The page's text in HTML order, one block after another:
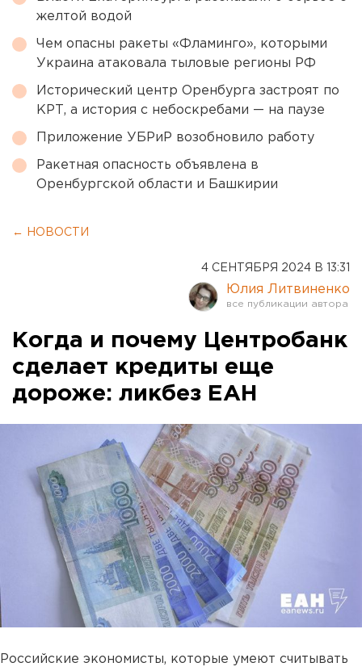
желтой водой
Чем опасны ракеты «Фламинго», которыми
Украина атаковала тыловые регионы РФ
Исторический центр Оренбурга застроят по
КРТ, а история с небоскребами — на паузе
Приложение УБРиР возобновило работу
Ракетная опасность объявлена в
Оренбургской области и Башкирии
← НОВОСТИ
4 СЕНТЯБРЯ 2024 В 13:31
Юлия Литвиненко
Когда и почему Центробанк
сделает кредиты еще
дороже: ликбез ЕАН
Российские экономисты, которые умеют считывать